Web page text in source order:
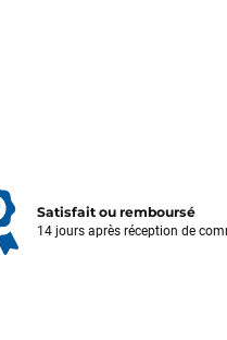
Satisfait ou remboursé
14 jours après réception de